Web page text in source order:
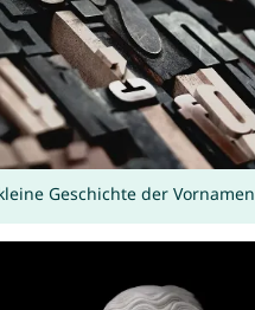
Geschichte der Vornamen